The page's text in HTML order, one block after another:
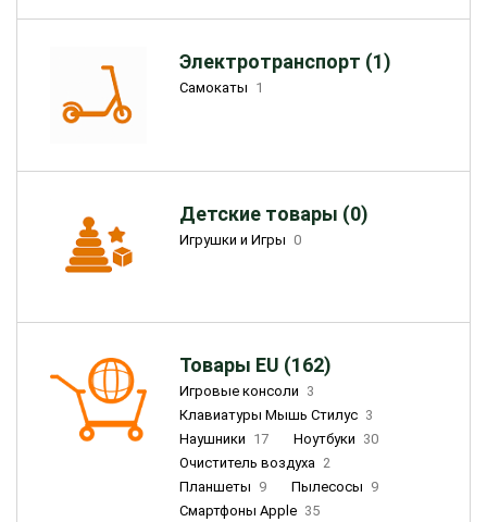
Электротранспорт (1)
Самокаты 1
Детские товары (0)
Игрушки и Игры 0
Товары EU (162)
Игровые консоли 3
Клавиатуры Мышь Стилус 3
Наушники 17 Ноутбуки 30
Очиститель воздуха 2
Планшеты 9 Пылесосы 9
Смартфоны Apple 35